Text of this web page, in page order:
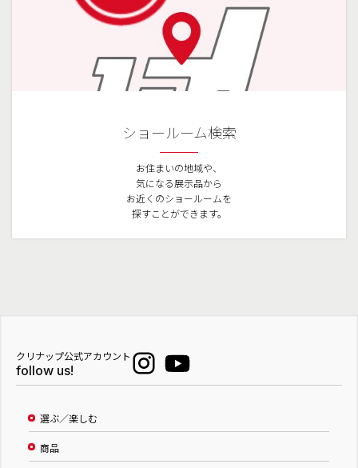
ショールーム検索
お住まいの地域や、
気になる展示品から
お近くのショールームを
探すことができます。
クリナップ公式アカウント
follow us!
選ぶ／楽しむ
商品